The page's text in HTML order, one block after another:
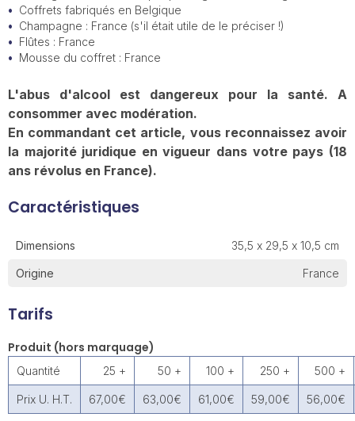
Coffrets fabriqués en Belgique
Champagne : France (s'il était utile de le préciser !)
Flûtes : France
Mousse du coffret : France
L'abus d'alcool est dangereux pour la santé. A
consommer avec modération.
En commandant cet article, vous reconnaissez avoir
la majorité juridique en vigueur dans votre pays (18
ans révolus en France).
Caractéristiques
Dimensions 35,5 x 29,5 x 10,5 cm
Origine France
Tarifs
Produit (hors marquage)
Quantité 25 + 50 + 100 + 250 + 500 +
Prix U. H.T. 67,00€ 63,00€ 61,00€ 59,00€ 56,00€